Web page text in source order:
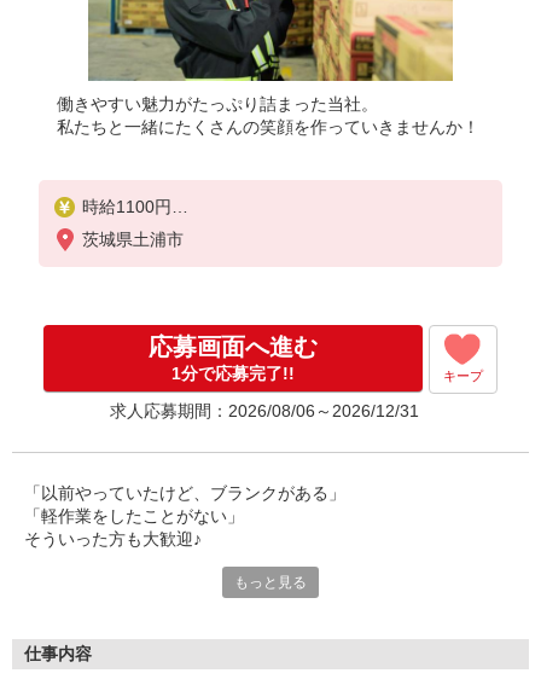
働きやすい魅力がたっぷり詰まった当社。
私たちと一緒にたくさんの笑顔を作っていきませんか！
時給1100円
【給与支給日】
茨城県土浦市
応募画面へ進む
1分で応募完了!! キープ
求人応募期間：2026/08/06～2026/12/31
「以前やっていたけど、ブランクがある」
「軽作業をしたことがない」
そういった方も大歓迎♪
担当していただく業務は、倉庫内での仕分け作業や倉庫内での商
やすいですよ♪
もっと見る
仕事内容